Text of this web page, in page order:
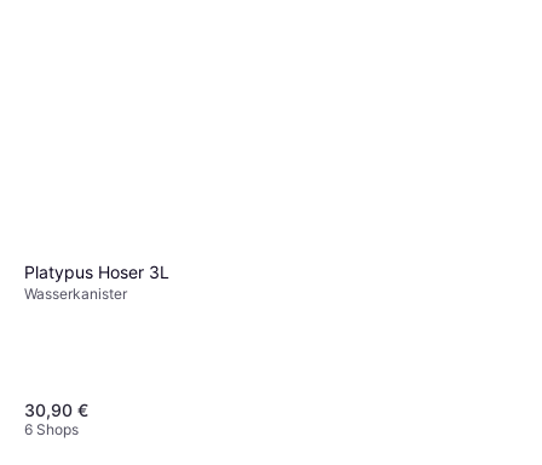
Platypus Hoser 3L
Wasserkanister
30,90 €
6 Shops